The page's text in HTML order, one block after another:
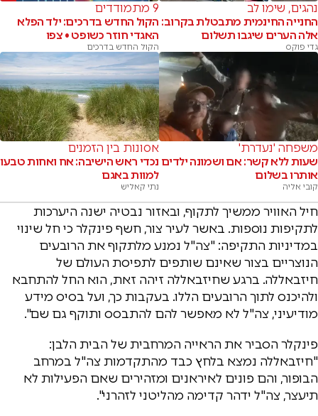
נהגים, שימו לב
החנייה החינמית מתבטלת בקרוב:
אלה הערים שיגבו תשלום
גדי פוקס
9 מתמודדים
הקול החדש בדרכים: ילד הפלא
האגדי חוזר כשופט • צפו
הקול החדש בדרכים
משפחה 'נעדרת'
שעות ללא קשר: אם ושמונה ילדים
אותרו בשלום
קובי אליה
אסונות בין הזמנים
נכדי ראש הישיבה: אח ואחות טבעו
למוות באגם
נתי קאליש
חיל האוויר ממשיך לתקוף, ובאזור נבטיה ישנה היערכות
לתקיפות נוספות. באשר לעיר צור, חשף פינקלר כי חל שינוי
במדיניות התקיפה: "צה"ל נמנע מלתקוף את הרובעים
הנוצריים בצור שאינם שותפים לתפיסת העולם של
חיזבאללה. ברגע שחיזבאללה זיהה זאת, הוא החל להתחבא
ולהיכנס לתוך הרובעים הללו. בעקבות כך, ועל בסיס מידע
מודיעיני, צה"ל לא מאפשר להם להתבסס ותוקף גם שם".
פינקלר הסביר את הראייה המרחבית של הבית הלבן:
"חיזבאללה נמצא בלחץ כבד מהתקדמות צה"ל במרחב
הבופור, והם פונים לאיראנים ומזהירים שאם הפעילות לא
תיעצר, צה"ל ידהר קדימה מהליטני לזהרני".